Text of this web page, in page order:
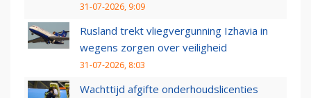
31-07-2026, 9:09
Rusland trekt vliegvergunning Izhavia in
wegens zorgen over veiligheid
31-07-2026, 8:03
Wachttijd afgifte onderhoudslicenties